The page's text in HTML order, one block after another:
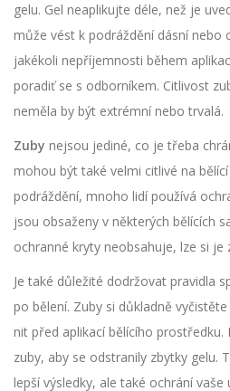
gelu. Gel neaplikujte déle, než je
může vést k podráždění dásní nebo
jakékoli nepříjemnosti během
poradiť se s odborníkem. Citlivost
neměla by být extrémní nebo trvalá.
Zuby nejsou jediné, co je třeba
mohou být také velmi citlivé na
podráždění, mnoho lidí používá
jsou obsaženy v některých bělících
ochranné kryty neobsahuje, lze si je
Je také důležité dodržovat pravidla
po bělení. Zuby si důkladně
nit před aplikací bělícího prostředku.
zuby, aby se odstranily zbytky gelu.
lepší výsledky, ale také ochrání